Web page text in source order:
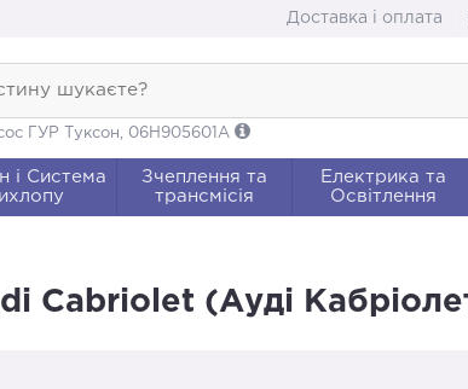
Доставка і оплата
шукаєте?
ГУР Туксон, 06H905601A
і Система
Зчеплення та
трансмісія
Електрика та
Освітлення
Cabriolet (Ауді